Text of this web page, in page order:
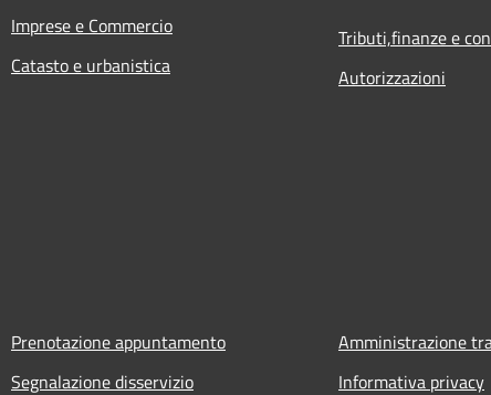
Imprese e Commercio
Catasto e urbanistica
Tributi,finanze e
Autorizzazioni
Prenotazione appuntamento
Segnalazione disservizio
Amministrazione
Informativa privacy